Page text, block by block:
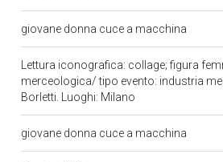
giovane donna cuce a macchina
Lettura iconografica: collage; figura
merceologica/ tipo evento: industria
Borletti. Luoghi: Milano
giovane donna cuce a macchina